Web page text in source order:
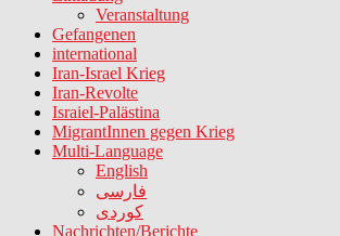
Veranstaltung
Gefangenen
international
Iran-Israel Krieg
Iran-Revolte
Israiel-Palästina
MigrantInnen gegen Krieg
Multi-Language
English
فارسی
کوردی
Nachrichten/Berichte